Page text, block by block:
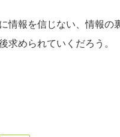
情報を信じない、情報の
求められていくだろう。